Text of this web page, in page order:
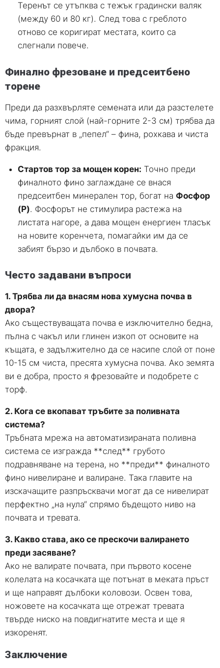
Теренът се утъпква с тежък градински валяк
(между 60 и 80 кг). След това с греблото
отново се коригират местата, които са
слегнали повече.
Финално фрезоване и предсеитбено
торене
Преди да разхвърляте семената или да разстелете
чима, горният слой (най-горните 2-3 см) трябва да
бъде превърнат в „пепел“ – фина, рохкава и чиста
фракция.
Стартов тор за мощен корен: Точно преди
финалното фино заглаждане се внася
предсеитбен минерален тор, богат на Фосфор
(P). Фосфорът не стимулира растежа на
листата нагоре, а дава мощен енергиен тласък
на новите коренчета, помагайки им да се
забият бързо и дълбоко в почвата.
Често задавани въпроси
1. Трябва ли да внасям нова хумусна почва в
двора?
Ако съществуващата почва е изключително бедна,
пълна с чакъл или глинен изкоп от основите на
къщата, е задължително да се насипе слой от поне
10-15 см чиста, пресята хумусна почва. Ако земята
ви е добра, просто я фрезовайте и подобрете с
торф.
2. Кога се вкопават тръбите за поливната
система?
Тръбната мрежа на автоматизираната поливна
система се изгражда **след** грубото
подравняване на терена, но **преди** финалното
фино нивелиране и валиране. Така главите на
изскачащите разпръсквачи могат да се нивелират
перфектно „на нула“ спрямо бъдещото ниво на
почвата и тревата.
3. Какво става, ако се прескочи валирането
преди засяване?
Ако не валирате почвата, при първото косене
колелата на косачката ще потънат в меката пръст
и ще направят дълбоки коловози. Освен това,
ножовете на косачката ще отрежат тревата
твърде ниско на повдигнатите места и ще я
изкоренят.
Заключение